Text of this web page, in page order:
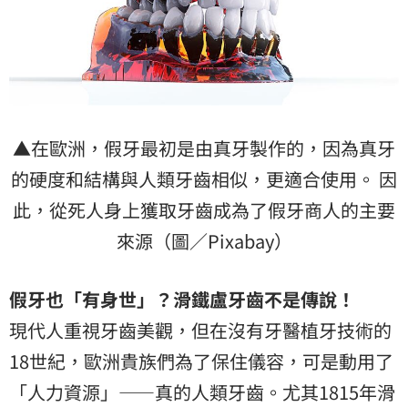
▲在歐洲，假牙最初是由真牙製作的，因為真牙
的硬度和結構與人類牙齒相似，更適合使用。 因
此，從死人身上獲取牙齒成為了假牙商人的主要
來源（圖／Pixabay）
假牙也「有身世」？滑鐵盧牙齒不是傳說！
現代人重視牙齒美觀，但在沒有牙醫植牙技術的
18世紀，歐洲貴族們為了保住儀容，可是動用了
「人力資源」——真的人類牙齒。尤其1815年滑